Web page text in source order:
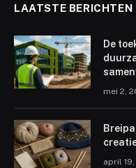
LAATSTE BERICHTEN
De
mei 2,
april